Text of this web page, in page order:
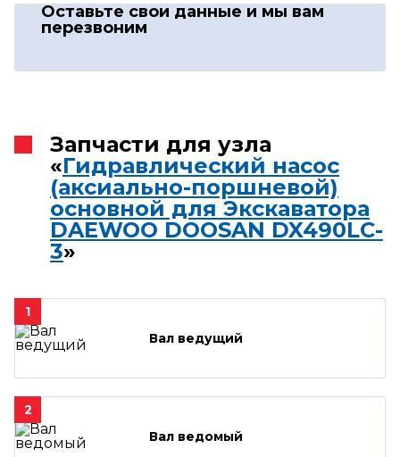
Оставьте свои данные и мы вам
перезвоним
Запчасти для узла
«Гидравлический насос
(аксиально-поршневой)
основной для Экскаватора
DAEWOO DOOSAN DX490LC-
3»
1
Вал ведущий
2
Вал ведомый